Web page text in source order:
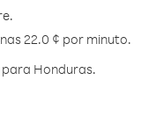
22.0 ¢ por minuto.
Honduras.